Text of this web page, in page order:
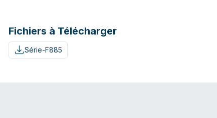
Fichiers à Télécharger
Série-F885